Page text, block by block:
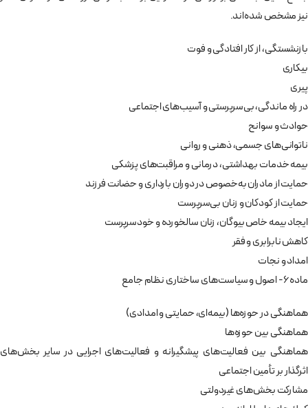
نيز مشخص شده‌اند.
بازنشستگی، از كار افتادگی و فوت
بيكاری
پيری
در راه ماندگی، بی‌سرپرستی و آسيب‌های اجتماعی
حوادث و سوانح
ناتوانی‌های جسمی، ذهنی و روانی
بيمه خدمات بهداشتی، درمانی و مراقبت‌های پزشكی
حمايت از مادران به‌خصوص در دوران بارداری و حضانت فرزند
حمايت از كودكان و زنان بی‌سرپرست
ايجاد بيمه خاص بيوگان،‌ زنان سالخورده و خود‌سرپرست
كاهش نابرابری و فقر
امداد و نجات
ماده 6- اصول و سياست‌های ساختاری نظام جامع
هماهنگی در حوزه‌ها (بيمه‌ای، حمايتی و امدادی)
هماهنگی بين حوزه‌ها
هماهنگی بين فعاليت‌های پيشگيرانه و فعاليت‌های اجرايی در ساير بخش‌های
اثرگذار بر تأمين اجتماعی
مشاركت بخش‌های غيردولتی